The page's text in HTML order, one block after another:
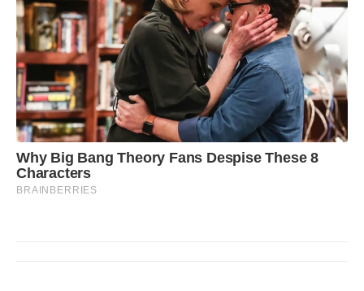
Why Big Bang Theory Fans Despise These 8
Characters
BRAINBERRIES